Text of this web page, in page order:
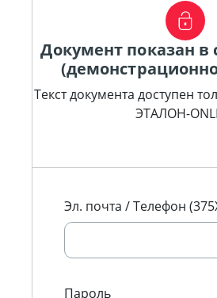
Документ показан
Текст документа доступен
ЭТАЛОН-
Эл. почта / Телефон
Пароль